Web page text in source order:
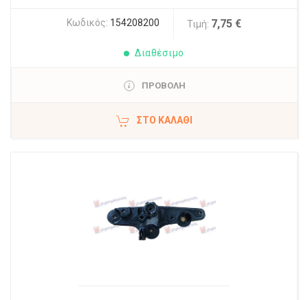
Κωδικός: 154208200 Τιμή: 7,75 €
Διαθέσιμο
ΠΡΟΒΟΛΗ
ΣΤΟ ΚΑΛΆΘΙ